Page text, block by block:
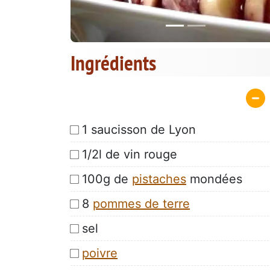
Ingrédients
1 saucisson de Lyon
1/2l de vin rouge
100g de pistaches mondées
8 pommes de terre
sel
poivre